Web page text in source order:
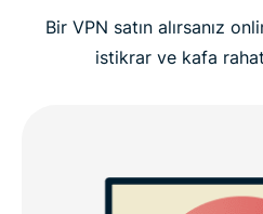
Bir VPN satın alırsanız
istikrar ve kafa